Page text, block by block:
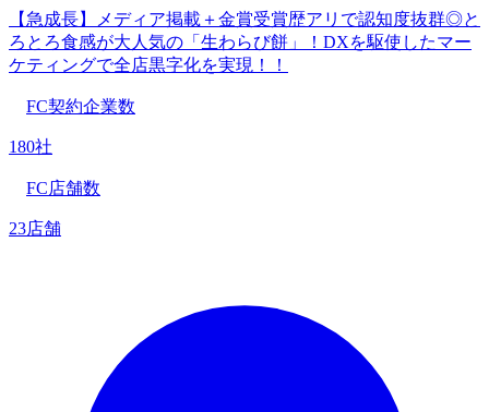
【急成長】メディア掲載＋金賞受賞歴アリで認知度抜群◎と
ろとろ食感が大人気の「生わらび餅」！DXを駆使したマー
ケティングで全店黒字化を実現！！
FC契約企業数
180社
FC店舗数
23店舗